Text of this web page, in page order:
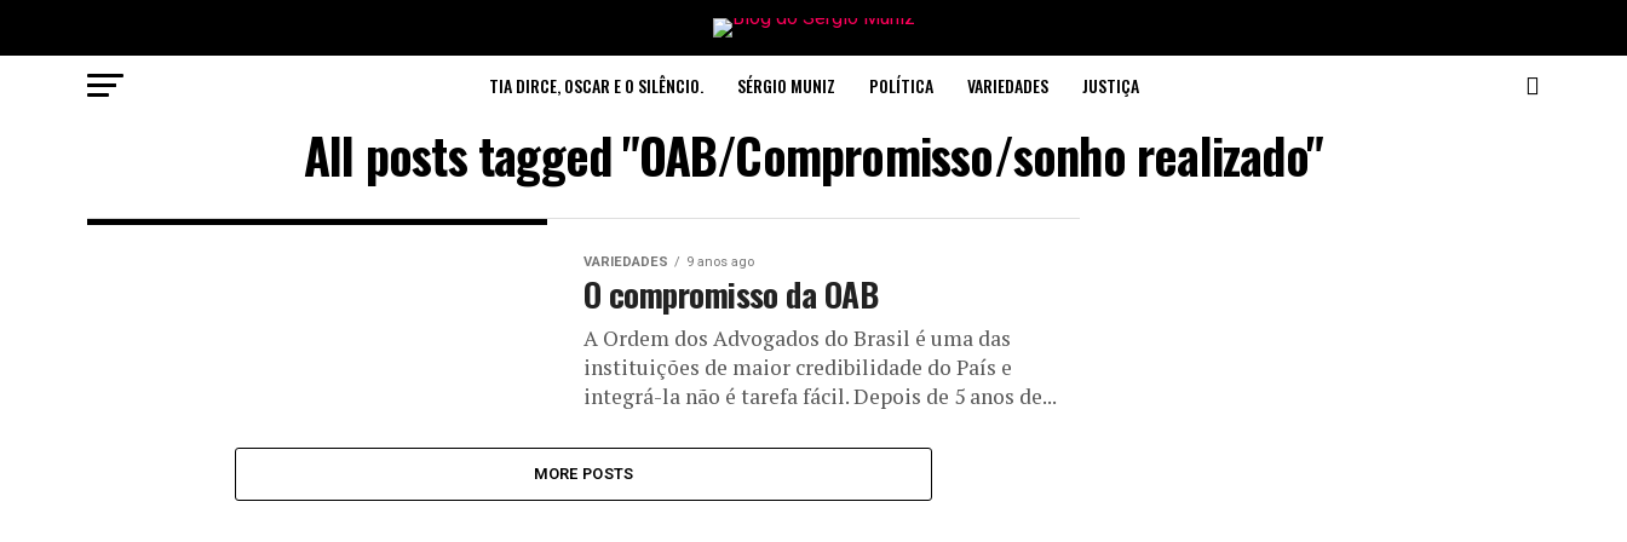
TIA DIRCE, OSCAR E O SILÊNCIO. SÉRGIO MUNIZ POLÍTICA VARIEDADES JUSTIÇA
All posts tagged "OAB/Compromisso/sonho realizado"
VARIEDADES 9 anos ago
O compromisso da OAB
A Ordem dos Advogados do Brasil é uma das
instituições de maior credibilidade do País e
integrá-la não é tarefa fácil. Depois de 5 anos de...
MORE POSTS